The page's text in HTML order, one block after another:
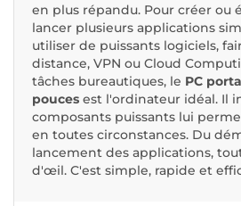
en plus répandu. Pour créer ou
lancer plusieurs applications
utiliser de puissants logiciels,
distance, VPN ou Cloud
tâches bureautiques, le PC
pouces est l'ordinateur idéal. Il
composants puissants lui
en toutes circonstances. Du
lancement des applications,
d'œil. C'est simple, rapide et